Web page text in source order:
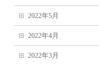
2022年5月
2022年4月
2022年3月